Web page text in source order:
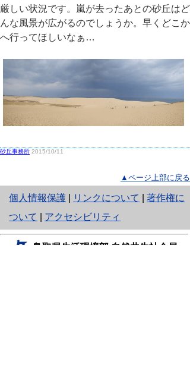
厳しい状況です。嵐が去ったあとの砂丘はど
んな風景が広がるのでしょうか。早くどこか
へ行ってほしいなぁ…
砂丘事務所 2015/10/11
▲ページ上部に戻る
個人情報保護
と
り
ネ
リンクについて
著作権に
ついて
アクセシビリティ
鳥取県生活環境部 自然共生社会局